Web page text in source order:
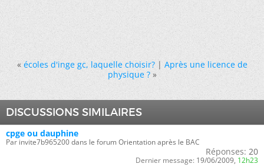
« écoles d'inge gc, laquelle choisir?|Après une licence de
physique ? »
DISCUSSIONS SIMILAIRES
cpge ou dauphine
Par invite7b965200 dans le forum Orientation après le BAC
Réponses: 20
Dernier message: 19/06/2009, 12h23